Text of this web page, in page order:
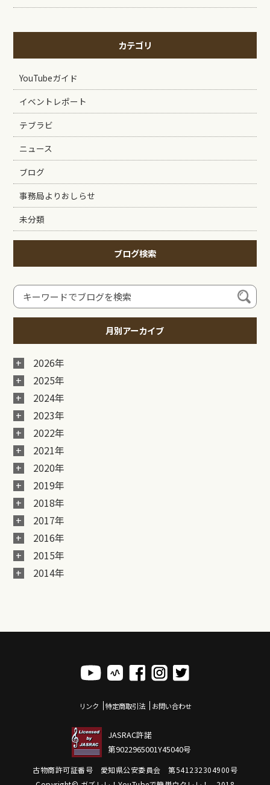
カテゴリ
YouTubeガイド
イベントレポート
テブラビ
ニュース
ブログ
事務局よりおしらせ
未分類
ブログ検索
月別アーカイブ
2026年
2025年
2024年
2023年
2022年
2021年
2020年
2019年
2018年
2017年
2016年
2015年
2014年
リンク 特定商取引法 お問い合わせ
JASRAC許諾
第9022965001Y45040号
古物商許可証番号 愛知県公安委員会 第541232304900号